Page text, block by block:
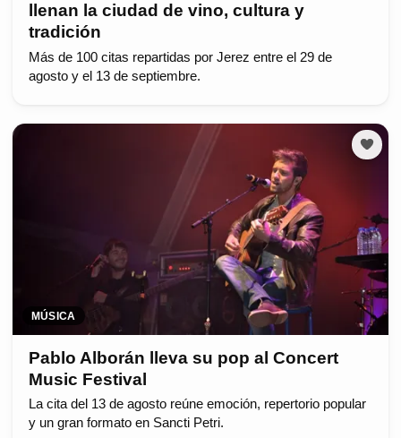
llenan la ciudad de vino, cultura y
tradición
Más de 100 citas repartidas por Jerez entre el 29 de
agosto y el 13 de septiembre.
MÚSICA
Pablo Alborán lleva su pop al Concert
Music Festival
La cita del 13 de agosto reúne emoción, repertorio popular
y un gran formato en Sancti Petri.